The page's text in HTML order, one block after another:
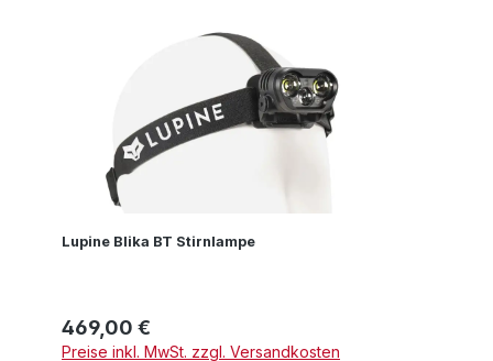
Lupine Blika BT Stirnlampe
Regulärer Preis:
469,00 €
Preise inkl. MwSt. zzgl. Versandkosten